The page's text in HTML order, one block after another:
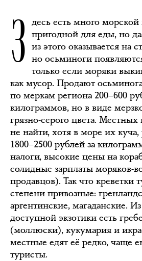
З десь есть много
пригодной для еды, но
из этого оказывается на
но осьминоги
только если моряки
как мусор. Продают
по меркам региона 200–600
килограммов, но в виде
грязно-серого цвета. Местных
не найти, хотя в море их
1800–2500 рублей за
налоги, высокие цены на
солидные зарплаты моряков-
продавцов). Так что креветки
степени привозные:
аргентинские, магаданские.
доступной экзотики есть
(моллюски), кукумария и
местные едят её редко, чаще
туристы.